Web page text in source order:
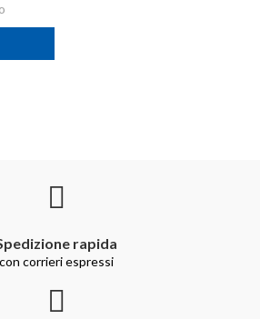
rapida
con corrieri espressi